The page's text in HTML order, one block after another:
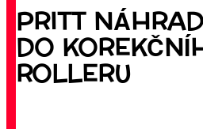
PRITT
DO
ROLLERU